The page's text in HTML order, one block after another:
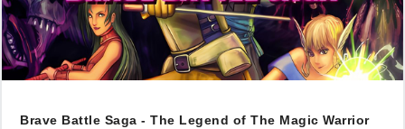
Brave Battle Saga - The Legend of The Magic Warrior